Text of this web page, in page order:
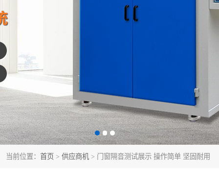
当前位置： 首页 > 供应商机 > 门窗隔音测试展示 操作简单 坚固耐用